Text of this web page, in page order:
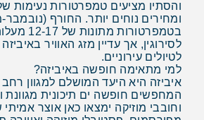
ומחירים נוחים יותר. החורף
בטמפרטורות
לסירוגין, אך עדיין מזג האוויר
לטיולים עירוניים.
למי מתאימה חופשה באיביזה?
איביזה היא היעד המושלם למגוון
המחפשים חופשה ים תיכונית מגוונת
וחובבי מוזיקה ימצאו כאן אוצר אמיתי